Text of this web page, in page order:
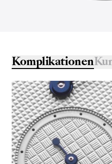
Komplikationen